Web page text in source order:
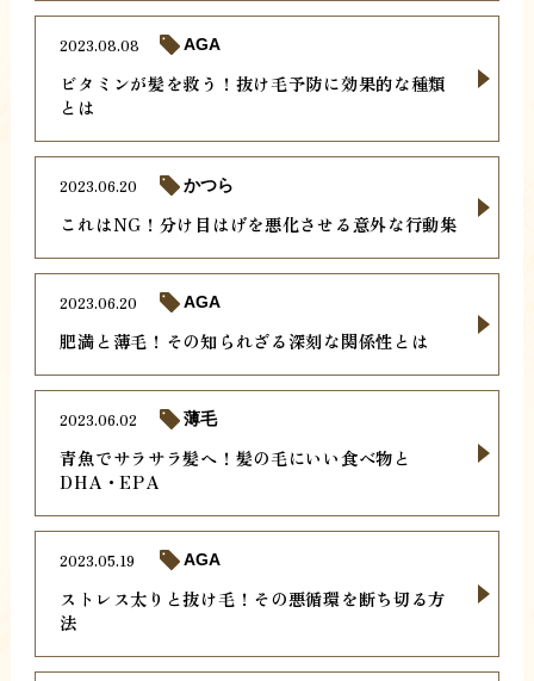
ビタミンが髪を救う！抜け毛予防に効果的な種類
とは
2023.08.08 AGA
これはNG！分け目はげを悪化させる意外な行動集
2023.06.20 かつら
肥満と薄毛！その知られざる深刻な関係性とは
2023.06.20 AGA
青魚でサラサラ髪へ！髪の毛にいい食べ物と
DHA・EPA
2023.06.02 薄毛
ストレス太りと抜け毛！その悪循環を断ち切る方
法
2023.05.19 AGA